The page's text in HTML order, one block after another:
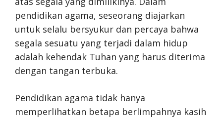
pendidikan agama, seseorang diajarkan
untuk selalu bersyukur dan percaya bahwa
segala sesuatu yang terjadi dalam hidup
adalah kehendak Tuhan yang harus diterima
dengan tangan terbuka.
Pendidikan agama tidak hanya
memperlihatkan betapa berlimpahnya kasih